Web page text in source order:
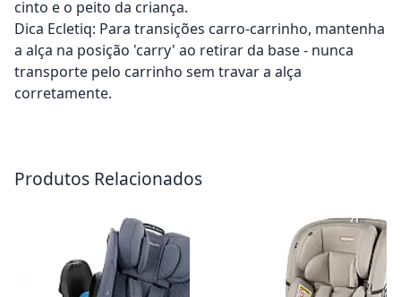
cinto e o peito da criança.
Dica Ecletiq: Para transições carro-carrinho, mantenha
a alça na posição 'carry' ao retirar da base - nunca
transporte pelo carrinho sem travar a alça
corretamente.
Produtos Relacionados